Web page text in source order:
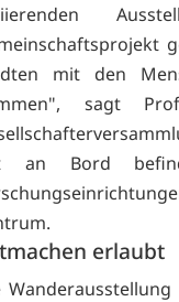
mit den
sagt
an Bord
erlaubt